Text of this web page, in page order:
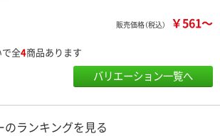
販売価格（税込） ￥561～
全4商品あります
バリエーション一覧へ
ランキングを見る